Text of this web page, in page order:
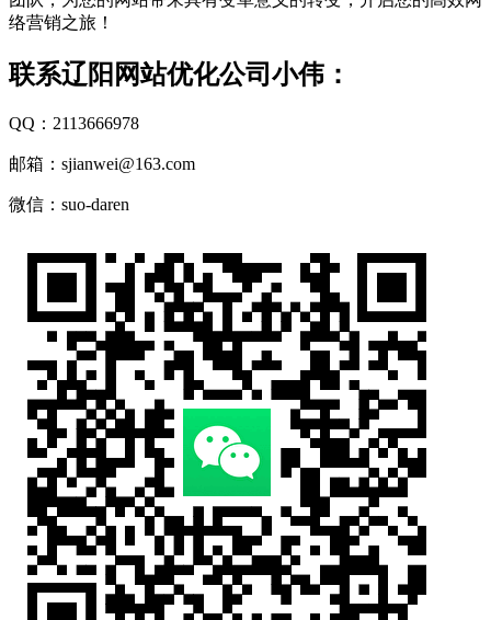
络营销之旅！
联系辽阳网站优化公司小伟：
QQ：2113666978
邮箱：sjianwei@163.com
微信：suo-daren